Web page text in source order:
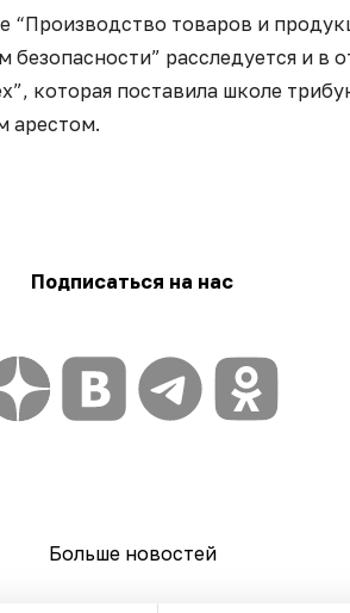
“Производство товаров и
расследуется и в
которая поставила школе
арестом.
Подписаться на нас
Больше новостей